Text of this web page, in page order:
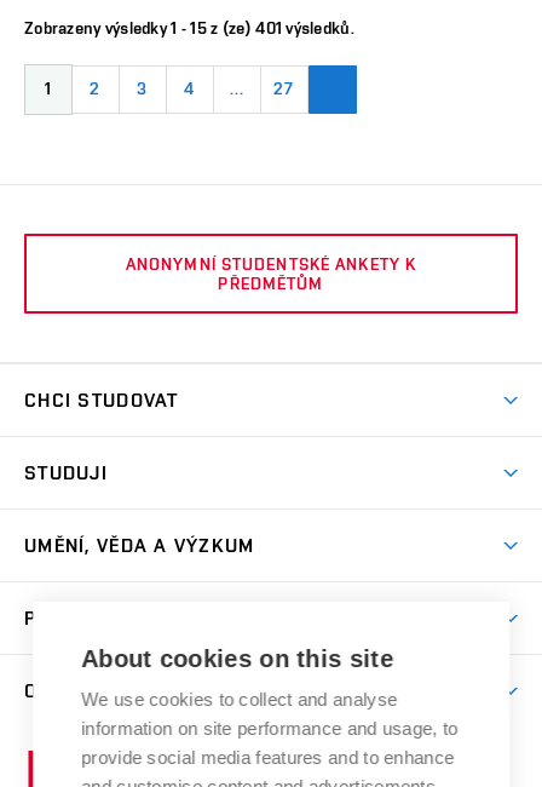
Zobrazeny výsledky 1 - 15 z (ze) 401 výsledků.
1 2 3 4 … 27
ANONYMNÍ STUDENTSKÉ ANKETY K
PŘEDMĚTŮM
CHCI STUDOVAT
Přijímačky
Dny otevřených dveří
Přípravné kurzy
Studium bez bariér
Katedra teorií a dějin umění
Kabinety a dílny
STUDUJI
Časový plán studia
Studijní předpisy a formuláře
Studium a stáže v zahraničí
Rezidenční pobyty
Odborná praxe
UMĚNÍ, VĚDA A VÝZKUM
Publikační činnost
Projekty
Výstavy
PRO VEŘEJNOST
Letní školy a semestrální kurzy
Nakladatelská a vydavatelská činnost
Research Catalogue
O FAKULTĚ
Aktuality
Vysoké
About cookies on this site
We use cookies to collect and analyse
information on site performance and usage, to
provide social media features and to enhance